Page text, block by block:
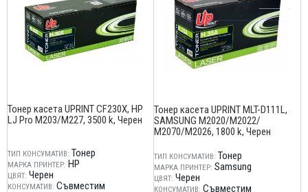
Тонер касета UPRINT CF230X, HP
LJ Pro M203/M227, 3500 k, Черен
ТИП КОНСУМАТИВ: Тонер
МАРКА ПРИНТЕР: HP
ЦВЯТ: Черен
КОНСУМАТИВ: Съвместим
Тонер касета UPRINT MLT-D111L,
SAMSUNG M2020/M2022/
М2070/M2026, 1800 k, Черен
ТИП КОНСУМАТИВ: Тонер
МАРКА ПРИНТЕР: Samsung
ЦВЯТ: Черен
КОНСУМАТИВ: Съвместим